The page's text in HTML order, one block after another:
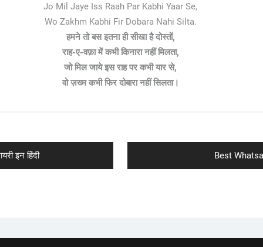
Jo Mil Jaye Iss Raah Par Kabhi Yaar Se,
Wo Zakhm Kabhi Fir Dobara Nahi Silta.
हमने तो बस इतना ही सीखा है दोस्तों,
राह-ए-वफ़ा में कभी किनारा नहीं मिलता,
जो मिल जाये इस राह पर कभी यार से,
वो ज़ख्म कभी फिर दोबारा नहीं सिलता।
इन हिंदी
Next
post:
Best